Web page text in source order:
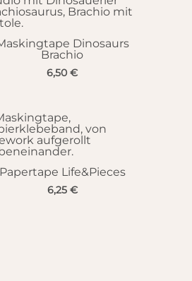
Dinosaurs
Brachio
6,50 €
Papertape Life&Pieces
6,25 €